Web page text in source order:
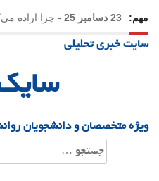
مهم: 23 دسامبر 25 - چرا اراده
21 دسامبر 25
سایت خبری تحلیلی
ویژه متخصصان و دانشجویان
جستجو
برای: